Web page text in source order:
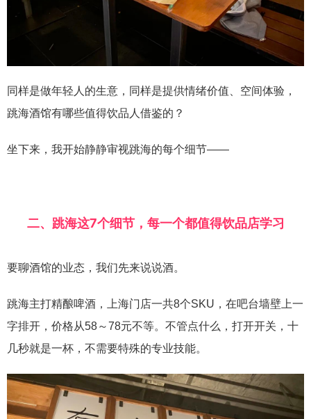
同样是做年轻人的生意，同样是提供情绪价值、空间体验，
跳海酒馆有哪些值得饮品人借鉴的？
坐下来，我开始静静审视跳海的每个细节——
二、跳海这7个细节， 每一个都值得饮品店学习
要聊酒馆的业态，我们先来说说酒。
跳海主打精酿啤酒，上海门店一共8个SKU，在吧台墙壁上一
字排开，价格从58～78元不等。不管点什么，打开开关，十
几秒就是一杯，不需要特殊的专业技能。